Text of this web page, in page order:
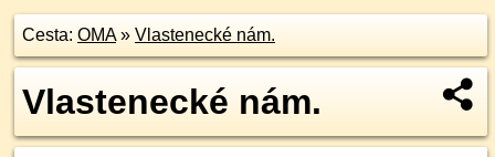
Cesta: OMA» Vlastenecké nám.
Vlastenecké nám.